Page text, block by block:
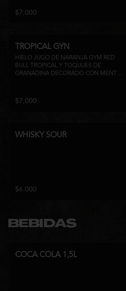
disfrutar de un momento de relajo o
acompañar la experiencia gastronómica
$7.000
TROPICAL GYN
HIELO JUGO DE NARANJA GYM RED
BULL TROPICAL Y TOQUUES DE
GRANADINA DECORADO CON MENTA
$7.000
WHISKY SOUR
$6.000
BEBIDAS
COCA COLA 1,5L